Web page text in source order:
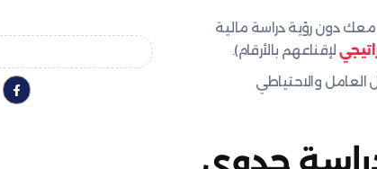
دون رؤية دراسة مالية
لإقناعهم بالأرقام).
والاحتياطي
دراسة جدوى